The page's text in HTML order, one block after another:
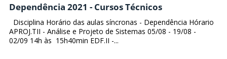
Dependência 2021 - Cursos Técnicos
Disciplina Horário das aulas síncronas - Dependência Hórario
APROJ.TII - Análise e Projeto de Sistemas 05/08 - 19/08 -
02/09 14h às 15h40min EDF.II -...